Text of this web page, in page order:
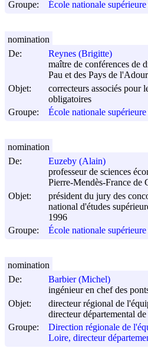
Groupe:
École nationale
De:
Reynes (Brigitte)
maître de conférences de
Pau et des Pays de l'Adour
Objet:
correcteurs associés pour
obligatoires
Groupe:
École nationale
nomination
De:
Euzeby (Alain)
professeur de sciences
Pierre-Mendès-France de
Objet:
président du jury des
national d'études
1996
Groupe:
École nationale
nomination
De:
Barbier (Michel)
ingénieur en chef des
Objet:
directeur régional de
directeur départemental
Groupe:
Direction régionale de
Loire, directeur
nomination